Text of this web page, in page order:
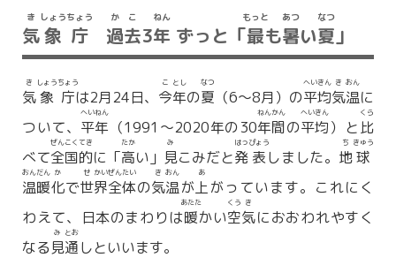
気
き
象
しょう
庁
ちょう
過
か
去
こ
3年
ねん
ずっと「最
もっと
も暑
あつ
い夏
なつ
」
気
き
象
しょう
庁
ちょう
は2月24日、 今
こ
年
とし
の夏
なつ
（6～8月）の平
へい
均
きん
気
き
温
おん
に
ついて、 平
へい
年
ねん
（1991～2020年の30年
ねん
間
かん
の平
へい
均
きん
）と 比
くら
べて全
ぜん
国
こく
的
てき
に「高
たか
い」 見
み
こみだと発
はっ
表
ぴょう
しました。 地
ち
球
きゅう
温
おん
暖
だん
化
か
で世
せ
界
かい
全
ぜん
体
たい
の気
き
温
おん
が上
あ
がっています。これにく
わえて、日本のまわりは暖
あたた
かい空
くう
気
き
におおわれやすく
なる見
み
通
とお
しといいます。